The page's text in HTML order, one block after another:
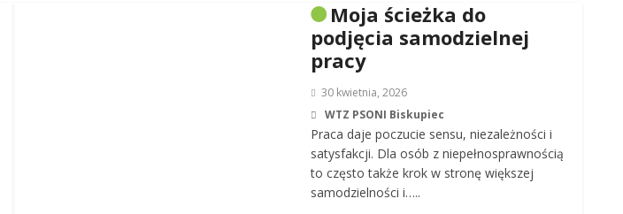
Moja ścieżka do
podjęcia samodzielnej
pracy
30 kwietnia, 2026
WTZ PSONI Biskupiec
Praca daje poczucie sensu, niezależności i
satysfakcji. Dla osób z niepełnosprawnością
to często także krok w stronę większej
samodzielności i…..